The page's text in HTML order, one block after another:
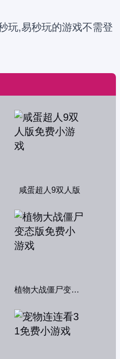
玩,易秒玩的游戏不需登
咸蛋超人9双人版
植物大战僵尸变态版